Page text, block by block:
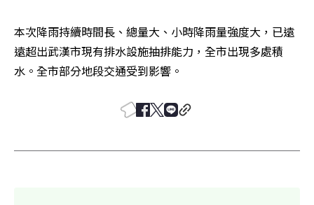
本次降雨持續時間長、總量大、小時降雨量強度大，已遠
遠超出武漢市現有排水設施抽排能力，全市出現多處積
水。全市部分地段交通受到影響。